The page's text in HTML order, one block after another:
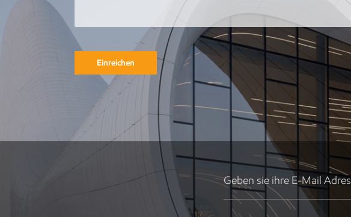
Metall-Edelstahl-
Tier-Metall-Pfau-
Skulptur
Runde
Gebäudeskulptur
aus Metall,
Gartenlandschaft,
Skulptur,
Kunstinstallation
Einreichen